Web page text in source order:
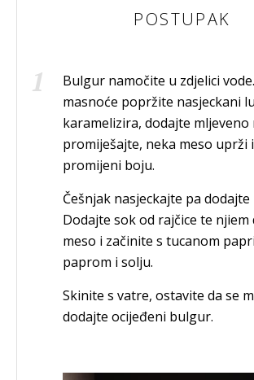
POSTUPAK
Bulgur namočite u zdjelici
masnoće popržite nasjeckani
karamelizira, dodajte mljeveno
promiješajte, neka meso uprži
promijeni boju.
Češnjak nasjeckajte pa dodajte
Dodajte sok od rajčice te
meso i začinite s tucanom
paprom i solju.
Skinite s vatre, ostavite da se
dodajte ocijeđeni bulgur.